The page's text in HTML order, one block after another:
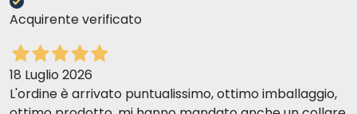
Acquirente verificato
18 Luglio 2026
L'ordine è arrivato puntualissimo, ottimo imballaggio,